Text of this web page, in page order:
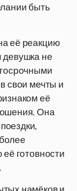
быть
её реакцию
не
свои мечты и
её
Она
готовности